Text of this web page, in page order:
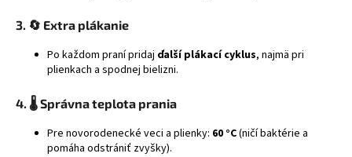
3. 🔄 Extra plákanie
Po každom praní pridaj ďalší plákací cyklus, najmä pri
plienkach a spodnej bielizni.
4. 🌡️Správna teplota prania
Pre novorodenecké veci a plienky: 60 °C(ničí baktérie a
pomáha odstrániť zvyšky).